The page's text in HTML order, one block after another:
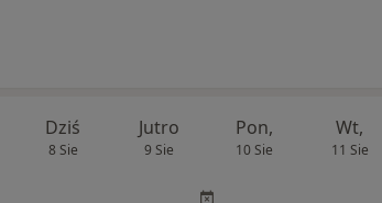
Dziś
8 Sie
Jutro
9 Sie
Pon,
10 Sie
Wt,
11 Sie